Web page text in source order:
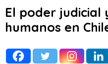
El poder judicial
humanos en